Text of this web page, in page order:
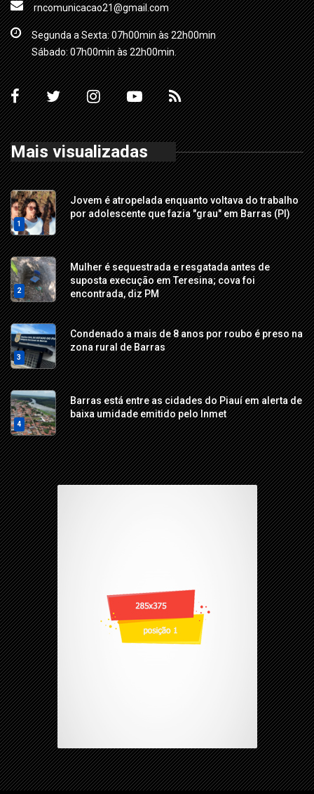
rncomunicacao21@gmail.com
Segunda a Sexta: 07h00min às 22h00min
Sábado: 07h00min às 22h00min.
Mais visualizadas
1
Jovem é atropelada enquanto voltava do trabalho
por adolescente que fazia "grau" em Barras (PI)
2
Mulher é sequestrada e resgatada antes de
suposta execução em Teresina; cova foi
encontrada, diz PM
3
Condenado a mais de 8 anos por roubo é preso na
zona rural de Barras
4
Barras está entre as cidades do Piauí em alerta de
baixa umidade emitido pelo Inmet